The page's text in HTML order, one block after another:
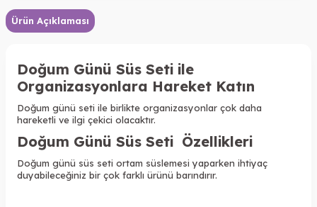
Ürün Açıklaması
Doğum Günü Süs Seti ile
Organizasyonlara Hareket Katın
Doğum günü seti ile birlikte organizasyonlar çok daha
hareketli ve ilgi çekici olacaktır.
Doğum Günü Süs Seti Özellikleri
Doğum günü süs seti ortam süslemesi yaparken ihtiyaç
duyabileceğiniz bir çok farklı ürünü barındırır.